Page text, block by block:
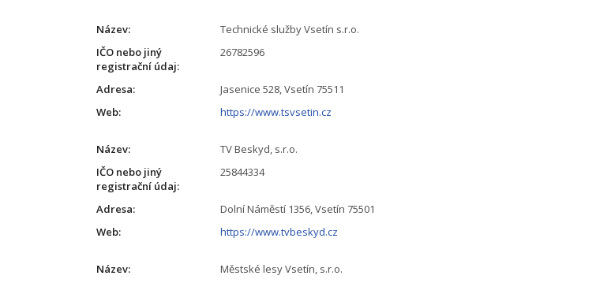
Název:
Technické služby Vsetín s.r.o.
IČO nebo jiný
registrační údaj:
26782596
Adresa:
Jasenice 528, Vsetín 75511
Web:
https://www.tsvsetin.cz
Název:
TV Beskyd, s.r.o.
IČO nebo jiný
registrační údaj:
25844334
Adresa:
Dolní Náměstí 1356, Vsetín 75501
Web:
https://www.tvbeskyd.cz
Název:
Městské lesy Vsetín, s.r.o.